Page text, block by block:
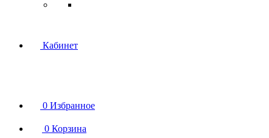
Кабинет
0 Избранное
0 Корзина